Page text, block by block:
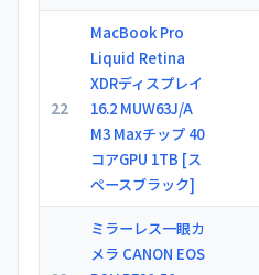
22
MacBook Pro
Liquid Retina
XDRディスプレイ
16.2 MUW63J/A
M3 Maxチップ 40
コアGPU 1TB [ス
ペースブラック]
ミラーレス一眼カ
メラ CANON EOS